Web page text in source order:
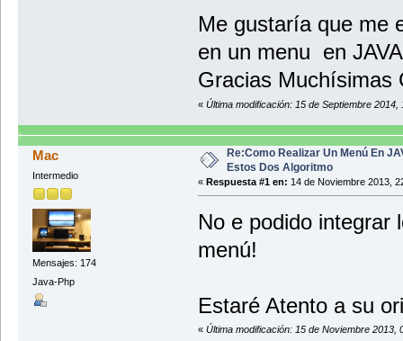
}
}
Me gustaría que me
en un menu en
Gracias Muchísimas
« Última modificación: 15 de Septiembre
Mac
Intermedio
Mensajes: 174
Java-Php
Re:Como Realizar Un Menú En
Estos Dos Algoritmo
« Respuesta #1 en: 14 de Noviembre 2013,
No e podido integrar
menú!
Estaré Atento a su
« Última modificación: 15 de Noviembre 2013,